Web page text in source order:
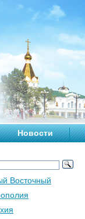
Новости
Восточный